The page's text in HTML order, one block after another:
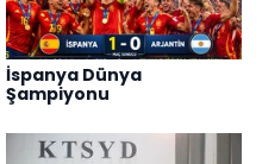
İspanya Dünya
Şampiyonu